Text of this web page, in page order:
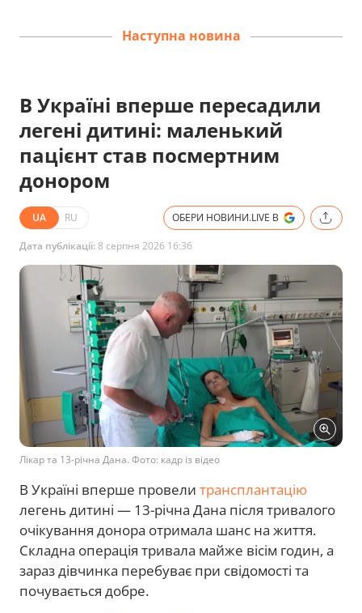
Наступна новина
В Україні вперше пересадили
легені дитині: маленький
пацієнт став посмертним
донором
UA RU ОБЕРИ НОВИНИ.LIVE В
Дата публікації:8 серпня 2026 16:36
Лікар та 13-річна Дана. Фото: кадр із відео
В Україні вперше провели трансплантацію
легень дитині — 13-річна Дана після тривалого
очікування донора отримала шанс на життя.
Складна операція тривала майже вісім годин, а
зараз дівчинка перебуває при свідомості та
почувається добре.